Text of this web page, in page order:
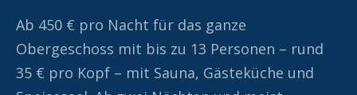
Ab 450 € pro Nacht für das ganze
Obergeschoss mit bis zu 13 Personen – rund
35 € pro Kopf – mit Sauna, Gästeküche und